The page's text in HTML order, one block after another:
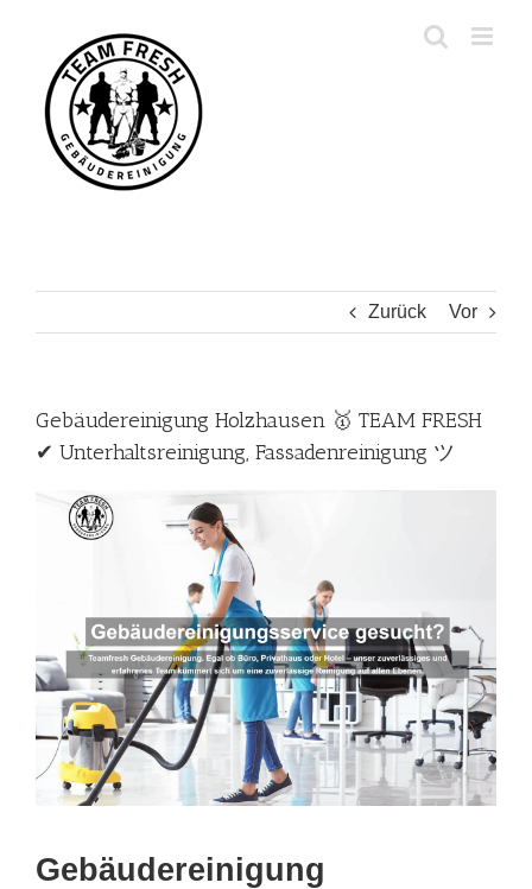
springen
Zurück Vor
Gebäudereinigung Holzhausen 🥇 TEAM FRESH
✔ Unterhaltsreinigung, Fassadenreinigung ツ
Gebäudereinigung